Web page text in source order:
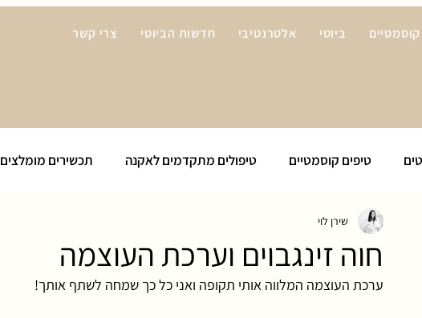
ביוטי אלטרנטיבי חדשות הביוטי צרי קשר
טיפים קוסמטיים טיפולים מתקדמים לאקנה תכשירים מומלצים
חוה זינגבוים וערכת העוצמה
שירן לוי
ערכת העוצמה המלווה אותי תקופה ואני כל כך שמחה לשתף אותך!